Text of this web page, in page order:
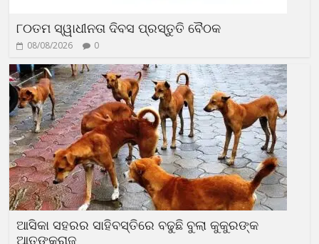
୮୦ତମ ସ୍ୱାଧୀନତା ଦିବସ ପ୍ରସ୍ତୁତି ବୈଠକ
08/08/2026 0
ଆସିକା ସହରର ସାହିବସ୍ତିରେ ବଢୁଛି ବୁଲା କୁକୁରଙ୍କ
ଆତଙ୍କରାଜ୍‍